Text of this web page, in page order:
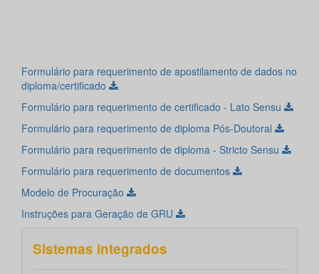
Formulário para requerimento de apostilamento de dados no
diploma/certificado
Formulário para requerimento de certificado - Lato Sensu
Formulário para requerimento de diploma Pós-Doutoral
Formulário para requerimento de diploma - Stricto Sensu
Formulário para requerimento de documentos
Modelo de Procuração
Instruções para Geração de GRU
Sistemas integrados